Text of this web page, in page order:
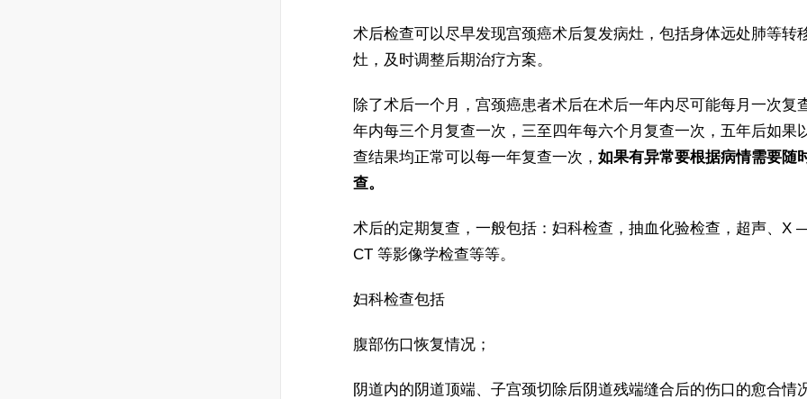
术后检查可以尽早发现宫颈癌术后复发病灶，包括身体远处肺等转
灶，及时调整后期治疗方案。
除了术后一个月，宫颈癌患者术后在术后一年内尽可能每月一次复
年内每三个月复查一次，三至四年每六个月复查一次，五年后如果
查结果均正常可以每一年复查一次， 如果有异常要根据病情需要随
查。
术后的定期复查，一般包括：妇科检查，抽血化验检查，超声、X
CT 等影像学检查等等。
妇科检查包括
腹部伤口恢复情况；
阴道内的阴道顶端、子宫颈切除后阴道残端缝合后的伤口的愈合情